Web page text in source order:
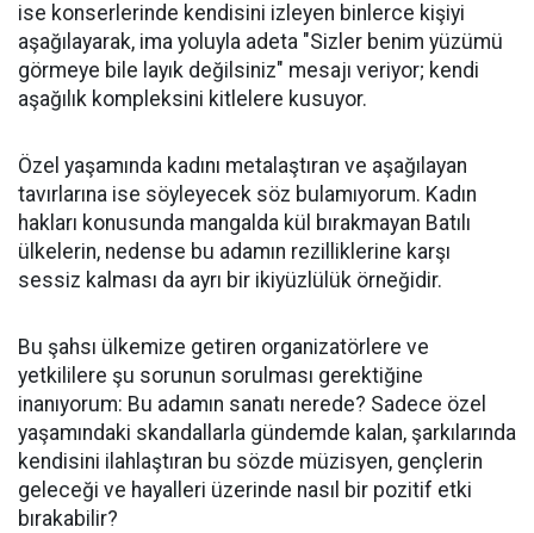
ise konserlerinde kendisini izleyen binlerce kişiyi
aşağılayarak, ima yoluyla adeta "Sizler benim yüzümü
görmeye bile layık değilsiniz" mesajı veriyor; kendi
aşağılık kompleksini kitlelere kusuyor.
​Özel yaşamında kadını metalaştıran ve aşağılayan
tavırlarına ise söyleyecek söz bulamıyorum. Kadın
hakları konusunda mangalda kül bırakmayan Batılı
ülkelerin, nedense bu adamın rezilliklerine karşı
sessiz kalması da ayrı bir ikiyüzlülük örneğidir.
​Bu şahsı ülkemize getiren organizatörlere ve
yetkililere şu sorunun sorulması gerektiğine
inanıyorum: Bu adamın sanatı nerede? Sadece özel
yaşamındaki skandallarla gündemde kalan, şarkılarında
kendisini ilahlaştıran bu sözde müzisyen, gençlerin
geleceği ve hayalleri üzerinde nasıl bir pozitif etki
bırakabilir?